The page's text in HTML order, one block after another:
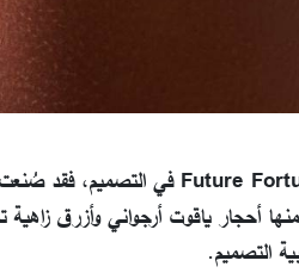
أحجار ياقوت أرجواني وأزرق زاهية
التصميم.